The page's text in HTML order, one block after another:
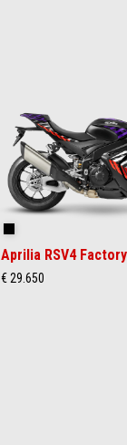
Aprilia RSV4
€ 29.650